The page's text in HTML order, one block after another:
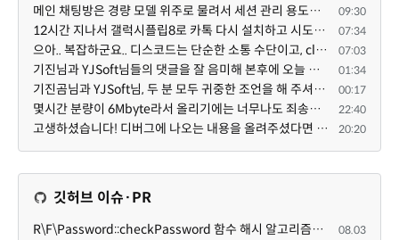
메인 채팅방은 경량 모델 위주로 물려서 세션 관리 용도로만 쓰고, 각 기능 구현 세션은 디스코드 내의 스레... 09:30
12시간 지나서 갤럭시플립8로 카톡 다시 설치하고 시도했는데 같은 전화번호로 가입된 카카오톡이 있다고 나... 07:34
으아.. 복잡하군요.. 디스코드는 단순한 소통 수단이고, claude와 codex를 엮어서 author / reviewer를 나누... 07:03
기진님과 YJSoft님들의 댓글을 잘 음미해 본후에 오늘 이시간부터 저를 도와 주는 챗지피티와 저는 /XE 에 ... 01:34
기진곰님과 YJSoft님, 두 분 모두 귀중한 조언을 해 주셔서 진심으로 감사드립니다. 두 분의 답변을 여러 번... 00:17
몇시간 분량이 6Mbyte라서 올리기에는 너무나도 죄송스럽기에 재미나이에게 의뢰했습니다. 22:40
고생하셨습니다! 디버그에 나오는 내용을 올려주셨다면 도움을 드릴 수 있었을지도 모르지만, 아무래도 댓글... 20:20
깃허브 이슈·PR
R\F\Password::checkPassword 함수 해시 알고리즘을 암시적으로 호출하는 경우 Argon2id 해시 비교 실패 08.03